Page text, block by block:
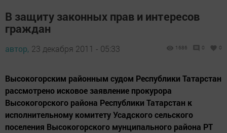
В защиту законных прав и интересов
граждан
автор, 23 декабря 2011 - 05:33 1686 0 0
Высокогорским районным судом Республики Татарстан
рассмотрено исковое заявление прокурора
Высокогорского района Республики Татарстан к
исполнительному комитету Усадского сельского
поселения Высокогорского мунципального района РТ